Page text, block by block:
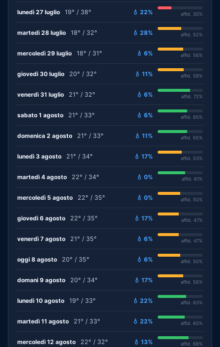
lunedì 27 luglio 19° / 38° 💧 22% affid. 30%
martedì 28 luglio 18° / 32° 💧 28% affid. 52%
mercoledì 29 luglio 18° / 31° 💧 6% affid. 56%
giovedì 30 luglio 20° / 32° 💧 11% affid. 58%
venerdì 31 luglio 21° / 32° 💧 6% affid. 72%
sabato 1 agosto 21° / 33° 💧 6% affid. 65%
domenica 2 agosto 21° / 33° 💧 11% affid. 65%
lunedì 3 agosto 21° / 34° 💧 17% affid. 53%
martedì 4 agosto 22° / 34° 💧 0% affid. 61%
mercoledì 5 agosto 22° / 35° 💧 0% affid. 50%
giovedì 6 agosto 22° / 35° 💧 17% affid. 47%
venerdì 7 agosto 21° / 35° 💧 6% affid. 47%
oggi 8 agosto 20° / 35° 💧 6% affid. 50%
domani 9 agosto 20° / 34° 💧 17% affid. 56%
lunedì 10 agosto 19° / 33° 💧 22% affid. 63%
martedì 11 agosto 21° / 33° 💧 22% affid. 60%
mercoledì 12 agosto 22° / 32° 💧 13% affid. 68%